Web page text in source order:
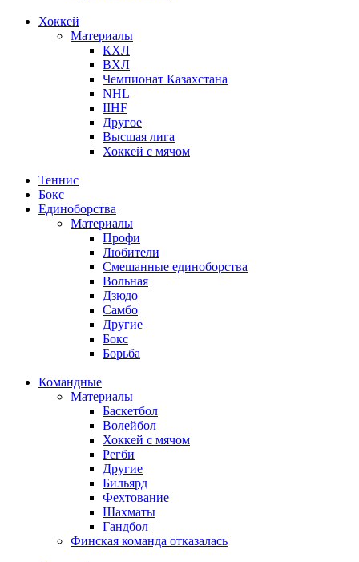
Хоккей
Материалы
КХЛ
ВХЛ
Чемпионат Казахстана
NHL
IIHF
Другое
Высшая лига
Хоккей с мячом
Теннис
Бокс
Единоборства
Материалы
Профи
Любители
Смешанные единоборства
Вольная
Дзюдо
Самбо
Другие
Бокс
Борьба
Командные
Материалы
Баскетбол
Волейбол
Хоккей с мячом
Регби
Другие
Бильярд
Фехтование
Шахматы
Гандбол
Финская команда отказалась